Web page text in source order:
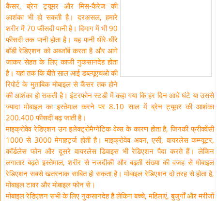
कैंसर, ब्रेन ट्यूमर और मिस-कैरेज की
आशंका भी हो सकती है। दरअसल, हमारे
शरीर में 70 फीसदी पानी है। दिमाग में भी 90
फीसदी तक पानी होता है। यह पानी धीरे-धीरे
बॉडी रेडिएशन को अब्जॉर्ब करता है और आगे
जाकर सेहत के लिए काफी नुकसानदेह होता
है। यहां तक कि बीते साल आई डब्ल्यूएचओ की
रिपोर्ट के मुताबिक मोबाइल से कैंसर तक होने
की आशंका हो सकती है। इंटरफोन स्टडी में कहा गया कि हर दिन आधे घंटे या उससे
ज्यादा मोबाइल का इस्तेमाल करने पर 8.10 साल में ब्रेन ट्यूमर की आशंका
200.400 फीसदी बढ़ जाती है।
माइक्रोवेव रेडिएशन उन इलेक्ट्रोमैग्नेटिक वेव्स के कारण होता है, जिनकी फ्रीक्वेंसी
1000 से 3000 मेगाहर्ट्ज होती है। माइक्रोवेव अवन, एसी, वायरलेस कम्प्यूटर,
कॉर्डलेस फोन और दूसरे वायरलेस डिवाइस भी रेडिएशन पैदा करते हैं। लेकिन
लगातार बढ़ते इस्तेमाल, शरीर से नजदीकी और बढ़ती संख्या की वजह से मोबाइल
रेडिएशन सबसे खतरनाक साबित हो सकता है। मोबाइल रेडिएशन दो तरह से होता है,
मोबाइल टावर और मोबाइल फोन से।
मोबाइल रेडिएशन सभी के लिए नुकसानदेह है लेकिन बच्चे, महिलाएं, बुजुर्गों और मरीजों